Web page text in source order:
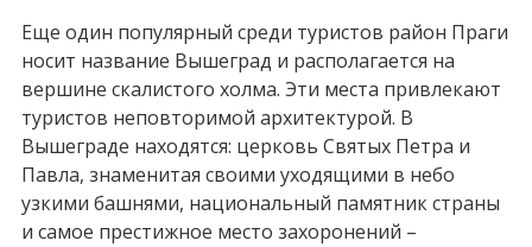
Еще один популярный среди туристов район Праги
носит название Вышеград и располагается на
вершине скалистого холма. Эти места привлекают
туристов неповторимой архитектурой. В
Вышеграде находятся: церковь Святых Петра и
Павла, знаменитая своими уходящими в небо
узкими башнями, национальный памятник страны
и самое престижное место захоронений –